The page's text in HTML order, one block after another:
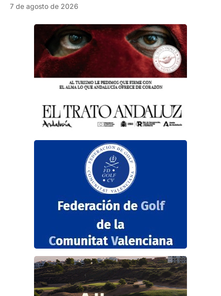
7 de agosto de 2026